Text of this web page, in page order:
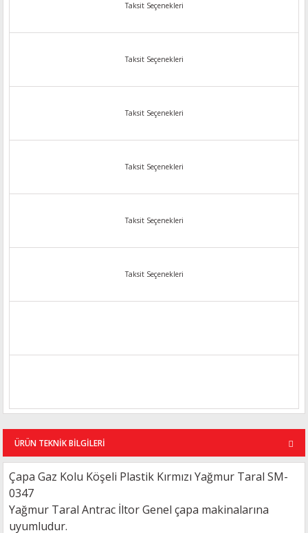
Taksit Seçenekleri
Taksit Seçenekleri
Taksit Seçenekleri
Taksit Seçenekleri
Taksit Seçenekleri
Taksit Seçenekleri
ÜRÜN TEKNİK BİLGİLERİ
Çapa Gaz Kolu Köşeli Plastik Kırmızı Yağmur Taral SM-
0347
Yağmur Taral Antrac İltor Genel çapa makinalarına
uyumludur.